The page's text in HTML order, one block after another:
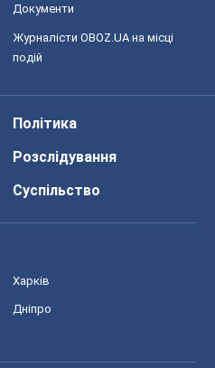
Документи
Журналісти OBOZ.UA на місці
подій
Політика
Розслідування
Суспільство
Харків
Дніпро